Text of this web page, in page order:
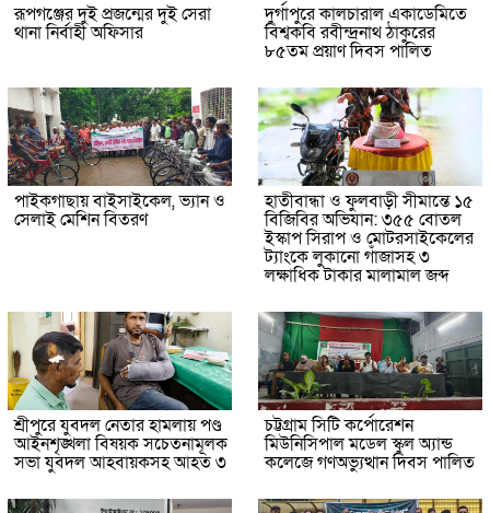
রূপগঞ্জের দুই প্রজন্মের দুই সেরা
থানা নির্বাহী অফিসার
দুর্গাপুরে কালচারাল একাডেমিতে
বিশ্বকবি রবীন্দ্রনাথ ঠাকুরের
৮৫তম প্রয়াণ দিবস পালিত
পাইকগাছায় বাইসাইকেল, ভ্যান ও
সেলাই মেশিন বিতরণ
হাতীবান্ধা ও ফুলবাড়ী সীমান্তে ১৫
বিজিবির অভিযান: ৩৫৫ বোতল
ইস্কাপ সিরাপ ও মোটরসাইকেলের
ট্যাংকে লুকানো গাঁজাসহ ৩
লক্ষাধিক টাকার মালামাল জব্দ
শ্রীপুরে যুবদল নেতার হামলায় পণ্ড
আইনশৃঙ্খলা বিষয়ক সচেতনামূলক
সভা যুবদল আহবায়কসহ আহত ৩
চট্টগ্রাম সিটি কর্পোরেশন
মিউনিসিপাল মডেল স্কুল অ্যান্ড
কলেজে গণঅভ্যুত্থান দিবস পালিত